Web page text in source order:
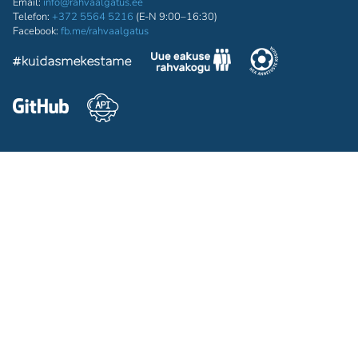
Telefon: +372 5564 5216 (E-N 9:00–16:30)
Facebook: fb.me/rahvaalgatus